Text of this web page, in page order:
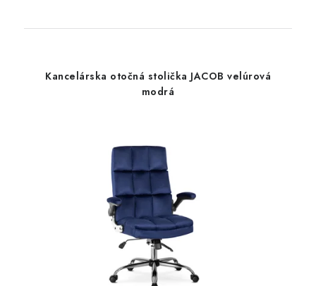
Kancelárska otočná stolička JACOB velúrová
modrá